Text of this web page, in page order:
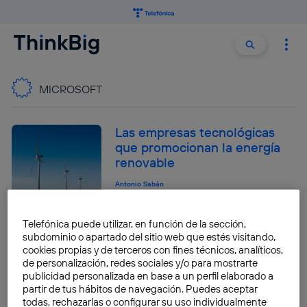
Buscar
MICROSOFT
Las empresas tecnológicas
que promocionan la energía
renovable
Antonio Sabán
Las bajas ventas de Lumia y el
crecimiento de Surface
marcan los resultados de
Microsoft
Antonio Sabán
Telefónica puede utilizar, en función de la sección,
subdominio o apartado del sitio web que estés visitando,
cookies propias y de terceros con fines técnicos, analíticos,
de personalización, redes sociales y/o para mostrarte
publicidad personalizada en base a un perfil elaborado a
partir de tus hábitos de navegación. Puedes aceptar
todas, rechazarlas o configurar su uso individualmente